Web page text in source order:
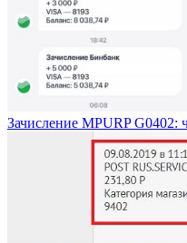
Зачисление MPURP G0402: